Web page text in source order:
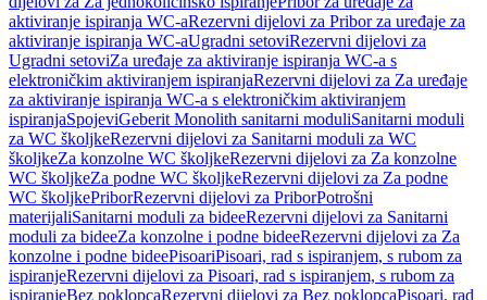
aktiviranje ispiranja WC-aRezervni dijelovi za Pribor za uređaje za
aktiviranje ispiranja WC-aUgradni setoviRezervni dijelovi za
Ugradni setoviZa uređaje za aktiviranje ispiranja WC-a s
elektroničkim aktiviranjem ispiranjaRezervni dijelovi za Za uređaje
za aktiviranje ispiranja WC-a s elektroničkim aktiviranjem
ispiranjaSpojeviGeberit Monolith sanitarni moduliSanitarni moduli
za WC školjkeRezervni dijelovi za Sanitarni moduli za WC
školjkeZa konzolne WC školjkeRezervni dijelovi za Za konzolne
WC školjkeZa podne WC školjkeRezervni dijelovi za Za podne
WC školjkePriborRezervni dijelovi za PriborPotrošni
materijaliSanitarni moduli za bideeRezervni dijelovi za Sanitarni
moduli za bideeZa konzolne i podne bideeRezervni dijelovi za Za
konzolne i podne bideePisoariPisoari, rad s ispiranjem, s rubom za
ispiranjeRezervni dijelovi za Pisoari, rad s ispiranjem, s rubom za
ispiranjeBez poklopcaRezervni dijelovi za Bez poklopcaPisoari, rad